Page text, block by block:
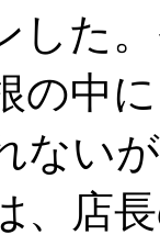
した
の中
ない
、店